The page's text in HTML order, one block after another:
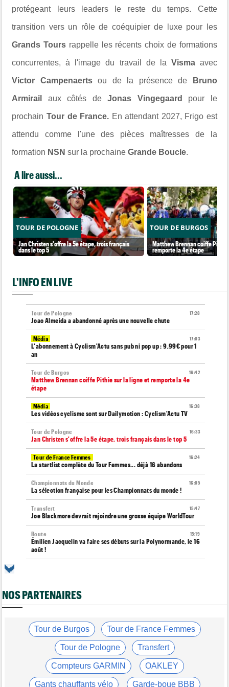
protégeant leurs leaders le reste du temps. Cette
transition vers un rôle de coéquipier de luxe pour les
Grands Tours rappelle les récents choix de formations
concurrentes, à l'image du travail de la Visma avec
Victor Campenaertsou de la présence de Bruno
Armirail aux côtés deJonas Vingegaard pour le
prochain Tour de France. En attendant 2027, Frigo est
attendu comme l'une des pièces maîtresses de la
formation NSNsur la prochaineGrande Boucle.
A lire aussi...
TOUR DE POLOGNE
Jan Christen s'offre la 5e étape, trois français
dans le top 5
TOUR DE BURGOS
Matthew Brennan coiffe Pithie
remporte la 4e étape
L'INFO EN LIVE
17:28
Tour de Pologne
Joao Almeida a abandonné après une nouvelle chute
17:03
Média
L'abonnement à Cyclism'Actu sans pub ni pop up : 9,99€ pour 1
an
16:42
Tour de Burgos
Matthew Brennan coiffe Pithie sur la ligne et remporte la 4e
étape
16:38
Média
Les vidéos cyclisme sont sur Dailymotion : Cyclism'Actu TV
16:33
Tour de Pologne
Jan Christen s'offre la 5e étape, trois français dans le top 5
16:24
Tour de France Femmes
La startlist complète du Tour Femmes... déjà 16 abandons
16:05
Championnats du Monde
La sélection française pour les Championnats du monde !
15:47
Transfert
Joe Blackmore devrait rejoindre une grosse équipe WorldTour
15:19
Route
Émilien Jacquelin va faire ses débuts sur la Polynormande, le 16
août !
Route
Blessé, le Belge Toon Aerts, a mis un terme à sa saison 2026
Jakobsen réagit à son transfert : "J'ai encore de la ressource"
Tour de France Femmes
Puck Pieterse : "Je vise le maillot à pois..."
Tour de France Femmes
Marlen Reusser, maillot jaune : "Le Mont Ventoux, on verra"
NOS PARTENAIRES
Tour de Burgos Tour de France Femmes
Tour de Pologne Transfert
Compteurs GARMIN OAKLEY
Gants chauffants vélo Garde-boue BBB